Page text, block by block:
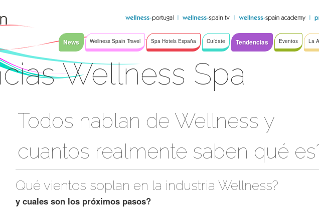
News Wellness Spain Travel Spa Hotels España Cuídate Tendencias Eventos La
Wellness Spa
Todos hablan de Wellness y
cuantos realmente saben qué
Qué vientos soplan en la industria Wellness?
y cuales son los próximos pasos?